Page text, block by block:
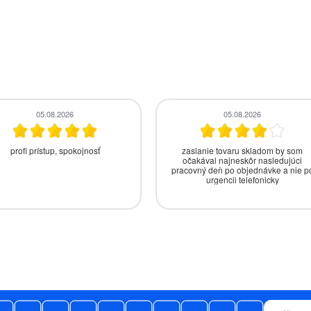
04.08.2026
spokojný.Odporučim svojim
04.08.2026
Sú ústretový pri tel. kontakte a dodaju
tovar v dohodnutom termíne a